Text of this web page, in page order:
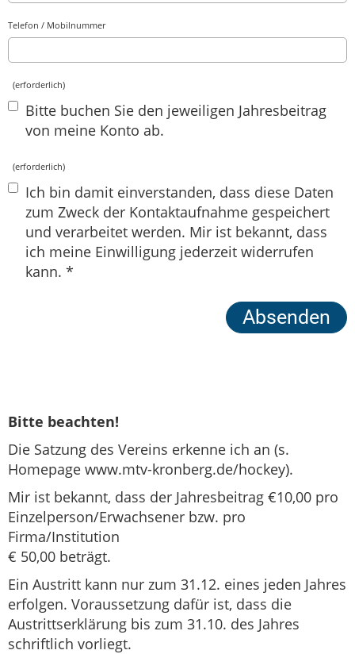
Telefon / Mobilnummer
(erforderlich)
Bitte buchen Sie den jeweiligen Jahresbeitrag
von meine Konto ab.
(erforderlich)
Ich bin damit einverstanden, dass diese Daten
zum Zweck der Kontaktaufnahme gespeichert
und verarbeitet werden. Mir ist bekannt, dass
ich meine Einwilligung jederzeit widerrufen
kann. *
Bitte beachten!
Die Satzung des Vereins erkenne ich an (s.
Homepage www.mtv-kronberg.de/hockey).
Mir ist bekannt, dass der Jahresbeitrag €10,00 pro
Einzelperson/Erwachsener bzw. pro
Firma/Institution
€ 50,00 beträgt.
Ein Austritt kann nur zum 31.12. eines jeden Jahres
erfolgen. Voraussetzung dafür ist, dass die
Austrittserklärung bis zum 31.10. des Jahres
schriftlich vorliegt.